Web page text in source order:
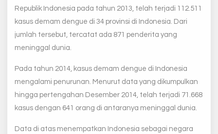
Republik Indonesia pada tahun 2013, telah terjadi 112.511
kasus demam dengue di 34 provinsi di Indonesia. Dari
jumlah tersebut, tercatat ada 871 penderita yang
meninggal dunia.
Pada tahun 2014, kasus demam dengue di Indonesia
mengalami penurunan. Menurut data yang dikumpulkan
hingga pertengahan Desember 2014, telah terjadi 71.668
kasus dengan 641 orang di antaranya meninggal dunia.
Data di atas menempatkan Indonesia sebagai negara